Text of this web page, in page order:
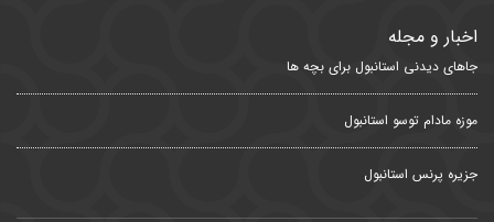
اخبار و مجله
جاهای دیدنی استانبول برای بچه ها
موزه مادام توسو استانبول
جزیره پرنس استانبول